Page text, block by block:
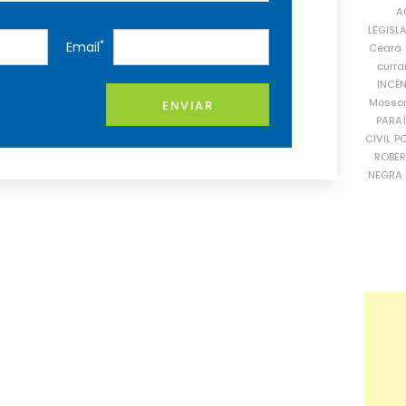
Email*
ENVIAR
Ceará
CIVIL
NEGRA